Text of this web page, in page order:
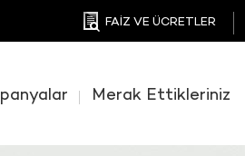
FAİZ VE ÜCRETLER
Merak Ettikleriniz